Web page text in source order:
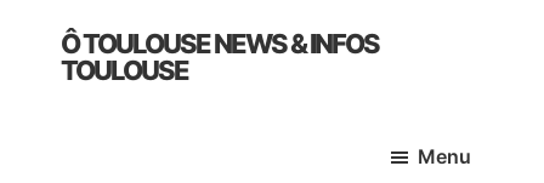
primary
Ô TOULOUSE NEWS & INFOS
TOULOUSE
Menu